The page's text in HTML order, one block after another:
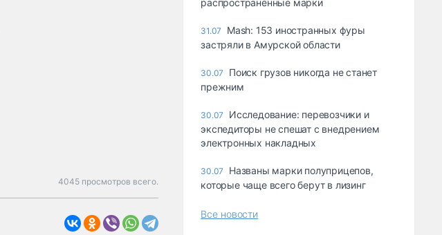
4045 просмотров всего.
распространённые марки
31.07
Mash: 153 иностранных фуры
застряли в Амурской области
30.07
Поиск грузов никогда не станет
прежним
30.07
Исследование: перевозчики и
экспедиторы не спешат с внедрением
электронных накладных
30.07
Названы марки полуприцепов,
которые чаще всего берут в лизинг
Все новости